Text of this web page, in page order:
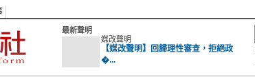
最新聲明
媒改聲明
【媒改聲明】回歸理性審查，拒絕政
�...